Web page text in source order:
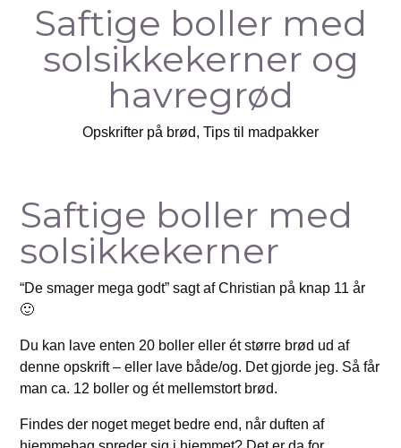
Saftige boller med
solsikkekerner og
havregrød
Opskrifter på brød, Tips til madpakker
Saftige boller med
solsikkekerner
“De smager mega godt” sagt af Christian på knap 11 år
🙂
Du kan lave enten 20 boller eller ét større brød ud af
denne opskrift – eller lave både/og. Det gjorde jeg. Så får
man ca. 12 boller og ét mellemstort brød.
Findes der noget meget bedre end, når duften af